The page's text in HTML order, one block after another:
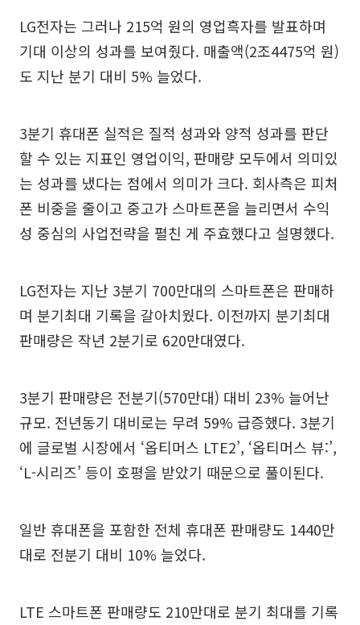
LG전자는 그러나 215억 원의 영업흑자를 발표하며
기대 이상의 성과를 보여줬다. 매출액(2조4475억 원)
도 지난 분기 대비 5% 늘었다.
3분기 휴대폰 실적은 질적 성과와 양적 성과를 판단
할 수 있는 지표인 영업이익, 판매량 모두에서 의미있
는 성과를 냈다는 점에서 의미가 크다. 회사측은 피처
폰 비중을 줄이고 중고가 스마트폰을 늘리면서 수익
성 중심의 사업전략을 펼친 게 주효했다고 설명했다.
LG전자는 지난 3분기 700만대의 스마트폰은 판매하
며 분기최대 기록을 갈아치웠다. 이전까지 분기최대
판매량은 작년 2분기로 620만대였다.
3분기 판매량은 전분기(570만대) 대비 23% 늘어난
규모. 전년동기 대비로는 무려 59% 급증했다. 3분기
에 글로벌 시장에서 ‘옵티머스 LTE2’, ‘옵티머스 뷰:’,
‘L-시리즈’ 등이 호평을 받았기 때문으로 풀이된다.
일반 휴대폰을 포함한 전체 휴대폰 판매량도 1440만
대로 전분기 대비 10% 늘었다.
LTE 스마트폰 판매량도 210만대로 분기 최대를 기록